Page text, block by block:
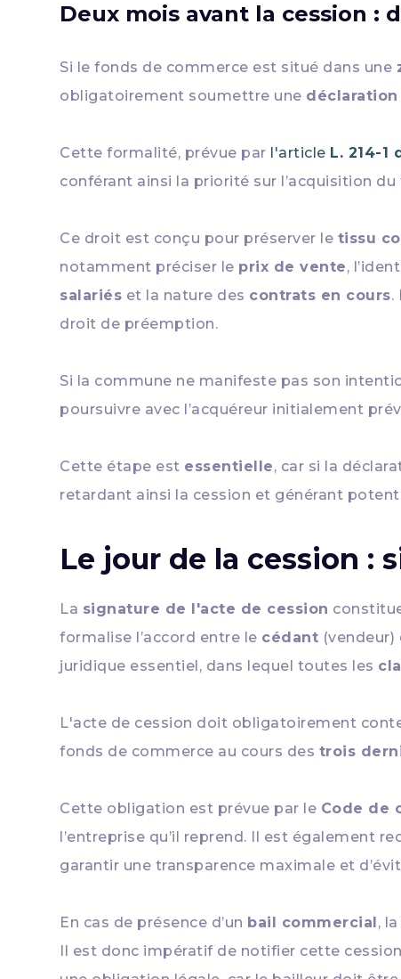
Deux mois avant la cession :
Si le fonds de commerce est situé dans une
obligatoirement soumettre une
Cette formalité, prévue par l'article L. 214-1
conférant ainsi la priorité sur l’acquisition du
Ce droit est conçu pour préserver le tissu
notamment préciser le prix de vente,
salariés et la nature des contrats en cours.
droit de préemption.
Si la commune ne manifeste pas son
poursuivre avec l’acquéreur initialement
Cette étape est essentielle, car si la
retardant ainsi la cession et générant
Le jour de la cession :
La signature de l'acte de cession
formalise l’accord entre le cédant (vendeur)
juridique essentiel, dans lequel toutes les
L'acte de cession doit obligatoirement
fonds de commerce au cours des trois
Cette obligation est prévue par le Code de
l’entreprise qu’il reprend. Il est également
garantir une transparence maximale et
En cas de présence d’un bail commercial,
Il est donc impératif de notifier cette